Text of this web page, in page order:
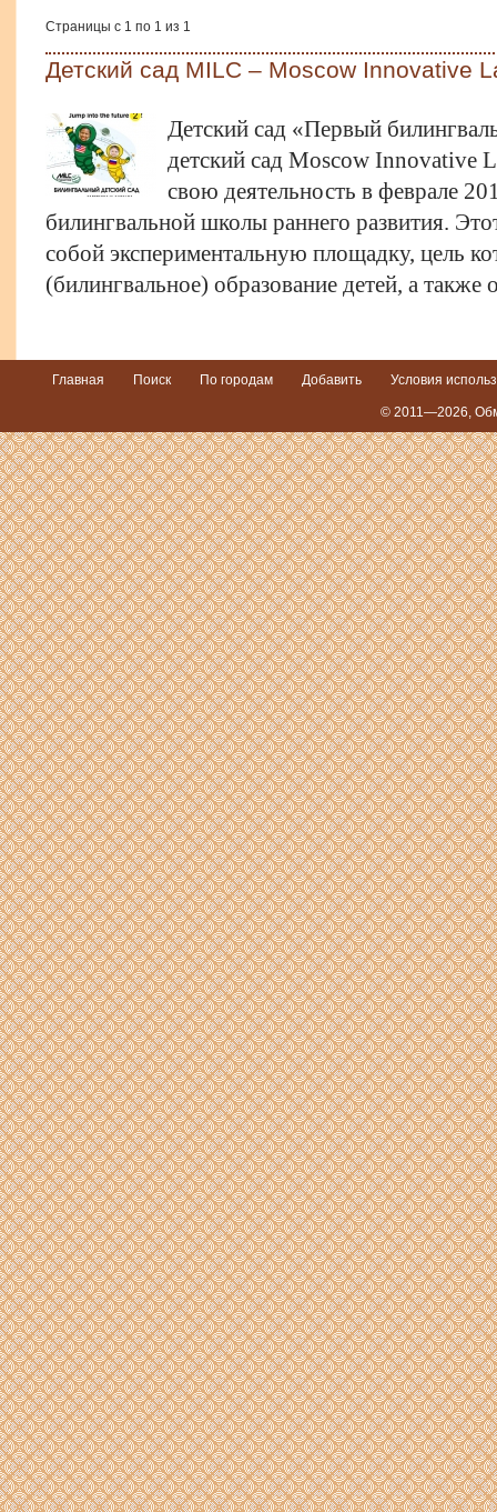
Страницы с 1 по 1 из 1
Детский сад MILC – Moscow Innovative
Детский сад «Первый
детский сад Moscow Innovative
свою деятельность в феврале
билингвальной школы раннего развития.
собой экспериментальную площадку, цель
(билингвальное) образование детей, а также
Главная Поиск По городам Добавить Условия
© 2011—2026,